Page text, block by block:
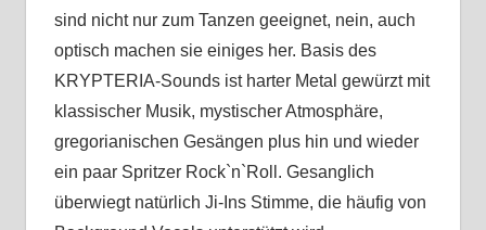
sind nicht nur zum Tanzen geeignet, nein, auch
optisch machen sie einiges her. Basis des
KRYPTERIA-Sounds ist harter Metal gewürzt mit
klassischer Musik, mystischer Atmosphäre,
gregorianischen Gesängen plus hin und wieder
ein paar Spritzer Rock`n`Roll. Gesanglich
überwiegt natürlich Ji-Ins Stimme, die häufig von